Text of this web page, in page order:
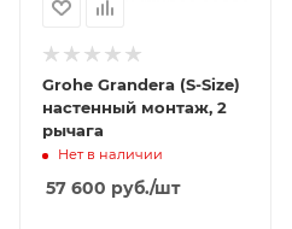
Grohe Grandera (S-Size)
настенный монтаж, 2
рычага
Нет в наличии
57 600 руб./шт